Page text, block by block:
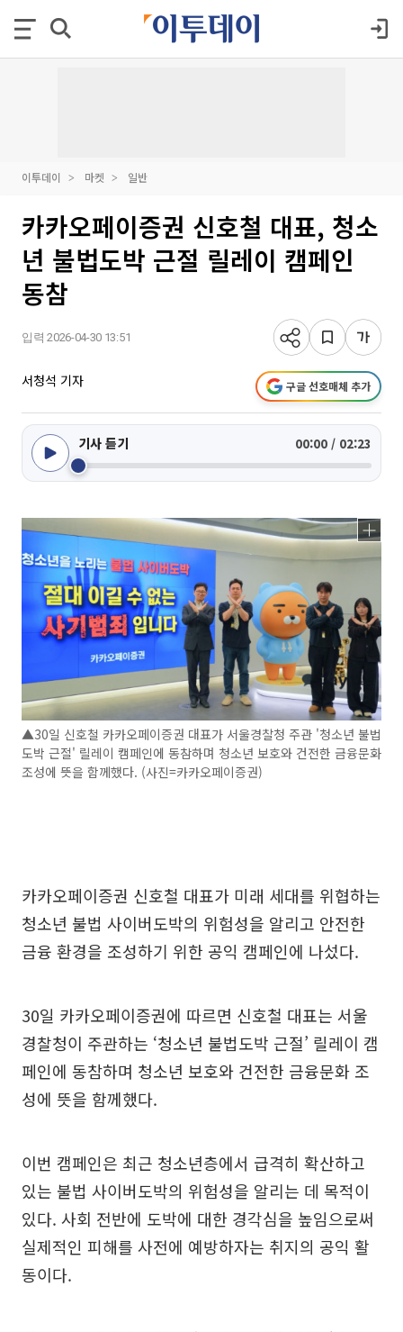
이투데이 마켓 일반
카카오페이증권 신호철 대표, 청소
년 불법도박 근절 릴레이 캠페인
동참
입력 2026-04-30 13:51
서청석 기자 구글 선호매체 추가
기사 듣기 00:00 / 02:23
▲30일 신호철 카카오페이증권 대표가 서울경찰청 주관 '청소년 불법
도박 근절' 릴레이 캠페인에 동참하며 청소년 보호와 건전한 금융문화
조성에 뜻을 함께했다. (사진=카카오페이증권)
카카오페이증권 신호철 대표가 미래 세대를 위협하는
청소년 불법 사이버도박의 위험성을 알리고 안전한
금융 환경을 조성하기 위한 공익 캠페인에 나섰다.
30일 카카오페이증권에 따르면 신호철 대표는 서울
경찰청이 주관하는 ‘청소년 불법도박 근절’ 릴레이 캠
페인에 동참하며 청소년 보호와 건전한 금융문화 조
성에 뜻을 함께했다.
이번 캠페인은 최근 청소년층에서 급격히 확산하고
있는 불법 사이버도박의 위험성을 알리는 데 목적이
있다. 사회 전반에 도박에 대한 경각심을 높임으로써
실제적인 피해를 사전에 예방하자는 취지의 공익 활
동이다.